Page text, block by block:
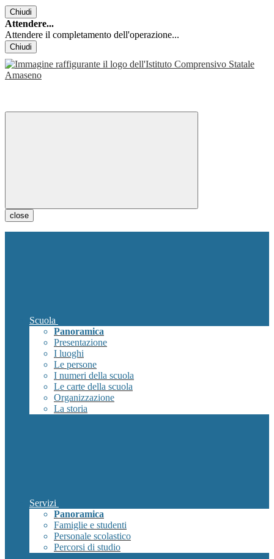
Chiudi
Attendere...
Attendere il completamento dell'operazione...
Chiudi
close
Scuola
Panoramica
Presentazione
I luoghi
Le persone
I numeri della scuola
Le carte della scuola
Organizzazione
La storia
Servizi
Panoramica
Famiglie e studenti
Personale scolastico
Percorsi di studio